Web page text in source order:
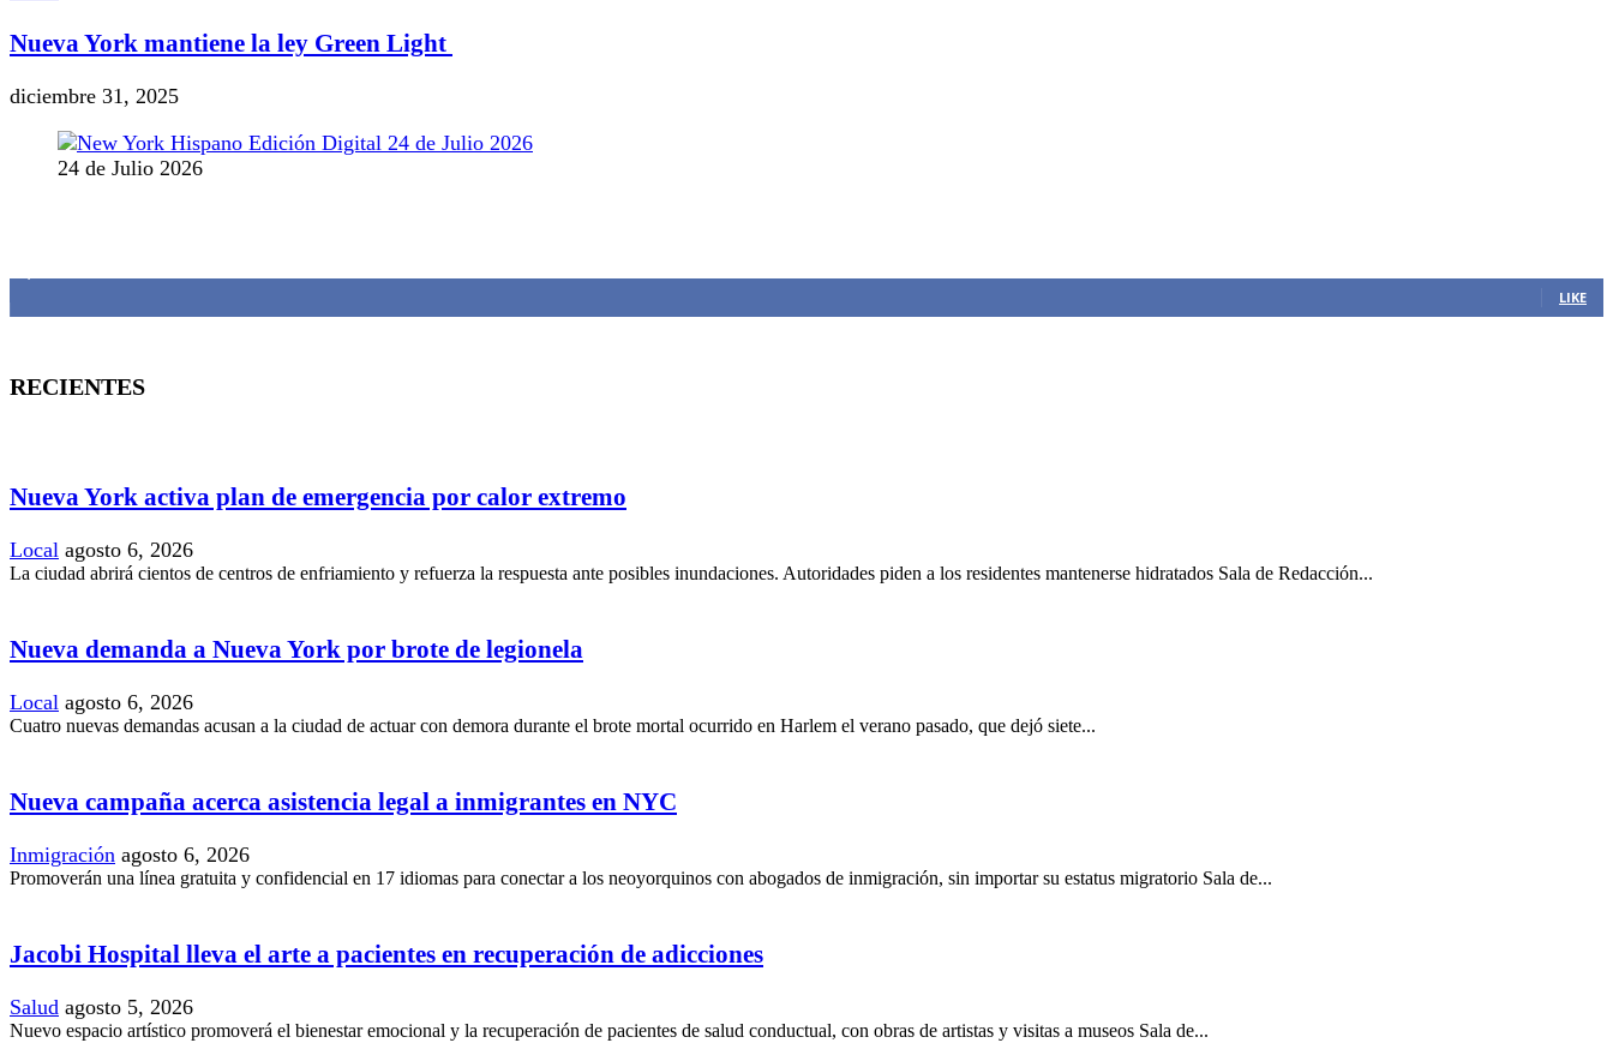
Nueva York mantiene la ley Green Light
diciembre 31, 2025
24 de Julio 2026
LIKE
RECIENTES
Nueva York activa plan de emergencia por calor extremo
Local agosto 6, 2026
La ciudad abrirá cientos de centros de enfriamiento y refuerza la respuesta ante posibles inundaciones. Autoridades piden a los residentes mantenerse hidratados Sala de Redacción...
Nueva demanda a Nueva York por brote de legionela
Local agosto 6, 2026
Cuatro nuevas demandas acusan a la ciudad de actuar con demora durante el brote mortal ocurrido en Harlem el verano pasado, que dejó siete...
Nueva campaña acerca asistencia legal a inmigrantes en NYC
Inmigración agosto 6, 2026
Promoverán una línea gratuita y confidencial en 17 idiomas para conectar a los neoyorquinos con abogados de inmigración, sin importar su estatus migratorio Sala de...
Jacobi Hospital lleva el arte a pacientes en recuperación de adicciones
Salud agosto 5, 2026
Nuevo espacio artístico promoverá el bienestar emocional y la recuperación de pacientes de salud conductual, con obras de artistas y visitas a museos Sala de...